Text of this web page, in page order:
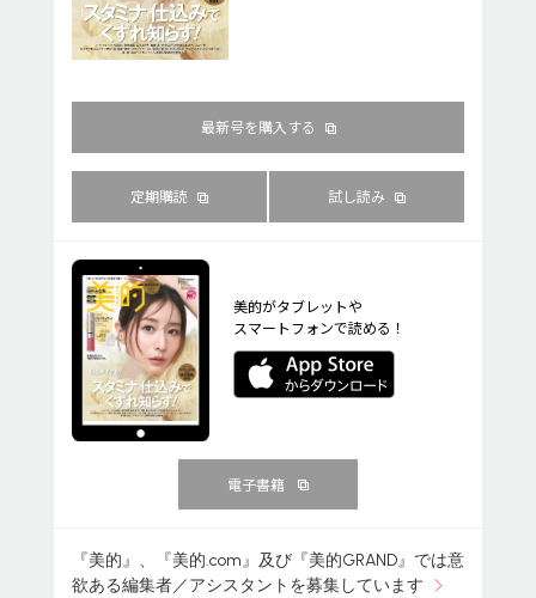
最新号を購入する
定期購読 試し読み
美的がタブレットや
スマートフォンで読める！
電子書籍
『美的』、『美的.com』及び『美的GRAND』では意
欲ある編集者／アシスタントを募集しています